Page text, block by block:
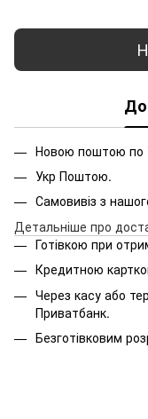
Новою поштою по
Укр Поштою.
Самовивіз з
Детальніше про
Готівкою при
Кредитною
Через касу або
Приватбанк.
Безготівковим